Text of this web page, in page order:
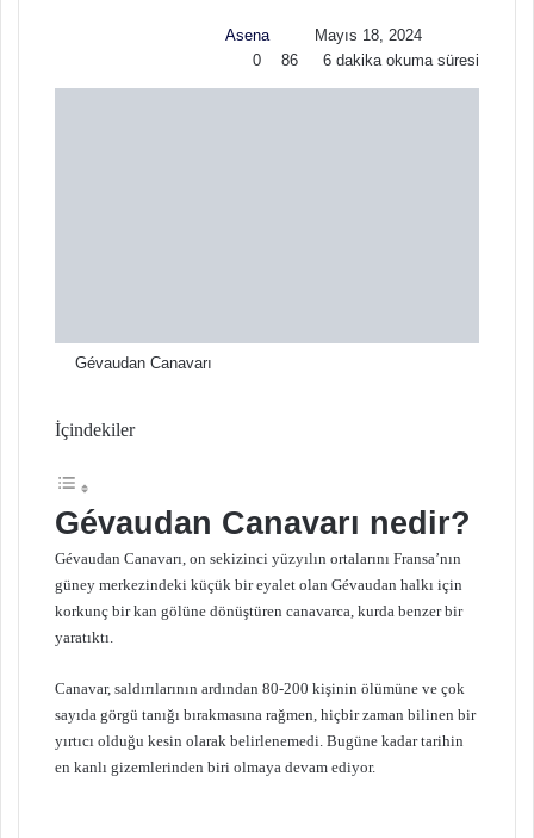
Asena
n
X
o
t
Mayıs 18, 2024
0
86 6 dakika okuma süresi
Gévaudan Canavarı
İçindekiler
Gévaudan Canavarı nedir?
Gévaudan Canavarı, on sekizinci yüzyılın ortalarını Fransa’nın
güney merkezindeki küçük bir eyalet olan Gévaudan halkı için
korkunç bir kan gölüne dönüştüren canavarca, kurda benzer bir
yaratıktı.
Canavar, saldırılarının ardından 80-200 kişinin ölümüne ve çok
sayıda görgü tanığı bırakmasına rağmen, hiçbir zaman bilinen bir
yırtıcı olduğu kesin olarak belirlenemedi. Bugüne kadar tarihin
en kanlı gizemlerinden biri olmaya devam ediyor.